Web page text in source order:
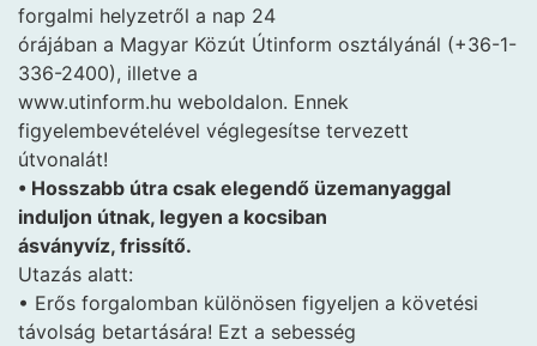
forgalmi helyzetről a nap 24
órájában a Magyar Közút Útinform osztályánál (+36-1-
336-2400), illetve a
www.utinform.hu weboldalon. Ennek
figyelembevételével véglegesítse tervezett
útvonalát!
• Hosszabb útra csak elegendő üzemanyaggal
induljon útnak, legyen a kocsiban
ásványvíz, frissítő.
Utazás alatt:
• Erős forgalomban különösen figyeljen a követési
távolság betartására! Ezt a sebesség